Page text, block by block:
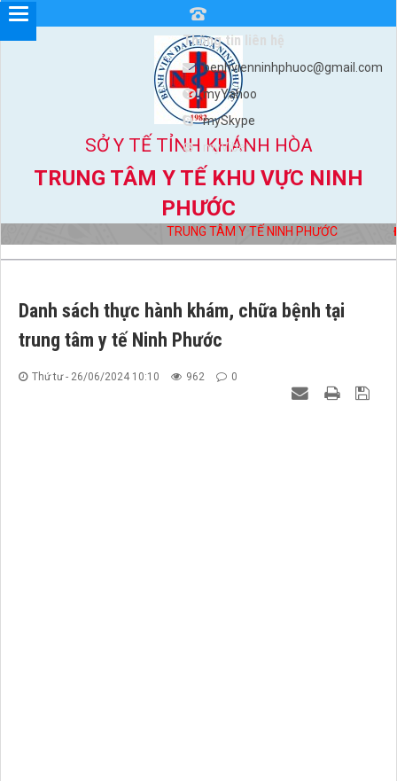
SỞ Y TẾ TỈNH KHÁNH HÒA
TRUNG TÂM Y TẾ KHU VỰC NINH
PHƯỚC
TRUNG TÂM Y TẾ NINH PHƯỚC
Thông tin liên hệ
benhvienninhphuoc@gmail.com
myYahoo
mySkype
myViber
Danh sách thực hành khám, chữa bệnh tại
trung tâm y tế Ninh Phước
Thứ tư - 26/06/2024 10:10 962 0